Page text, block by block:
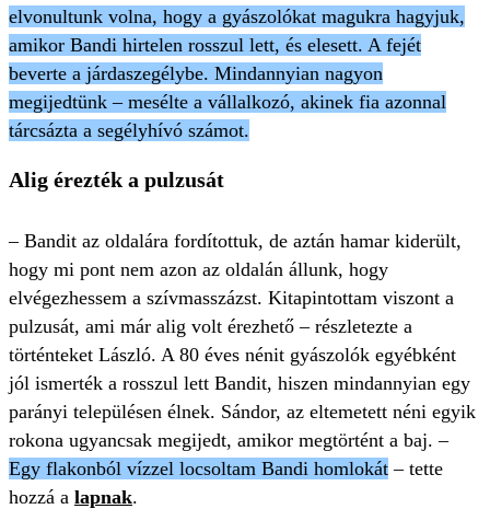
elvonultunk volna, hogy a gyászolókat magukra hagyjuk,
amikor Bandi hirte­len rosszul lett, és elesett. A fejét
beverte a járdaszegélybe. Mindannyian nagyon
megijedtünk – mesélte a vállalkozó, akinek fia azonnal
tárcsázta a segély­hívó számot.
Alig érezték a pulzusát
– Bandit az oldalára fordítottuk, de aztán hamar kiderült,
hogy mi pont nem azon az oldalán állunk, hogy
elvégezhessem a szívmasszázst. Kitapintottam viszont a
pulzusát, ami már alig volt érezhető – részletezte a
történteket László. A 80 éves nénit gyászolók egyébként
jól ismerték a rosszul lett Bandit, hiszen mindannyian egy
parányi településen élnek. Sándor, az eltemetett néni egyik
rokona ugyancsak megijedt, amikor megtörtént a baj. –
Egy flakonból vízzel locsoltam Bandi homlokát – tette
hozzá a lapnak.